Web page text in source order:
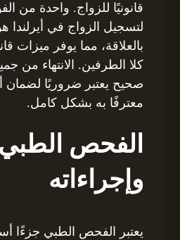
قانونيًا للزواج. واحدة من
لتسجيل الزواج في أيرلندا
بالعلاقة، مما يوفر ميزات
كلا الطرفين. الانتهاء من
صحيح يعتبر ضروريًا لضمان
معترفًا به بشكل كامل.
الفحص الطبي
وإجراءاته
يعتبر الفحص الطبي جزءًا